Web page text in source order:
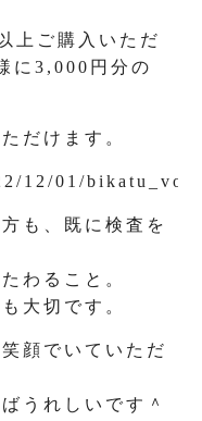
上ご購入いただ
に3,000円分の
だけます。
12/01/
も、既に検査を
わること。
大切です。
顔でいていただ
うれしいです＾